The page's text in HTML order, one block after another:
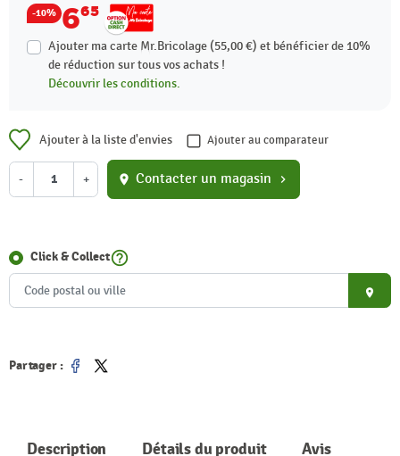
-10% 665
Ajouter ma carte Mr.Bricolage (55,00 €) et bénéficier de 10%
de réduction sur tous vos achats !
Découvrir les conditions.
Ajouter à la liste d'envies Ajouter au comparateur
- + location_on Contacter un magasin chevron_right
Click & Collecthelp_outline
place
Partager :
Partager
Tweet
Description Détails du produit Avis